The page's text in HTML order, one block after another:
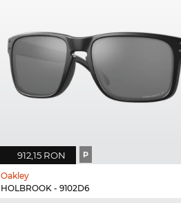
912,15 RON P
Oakley
HOLBROOK - 9102D6